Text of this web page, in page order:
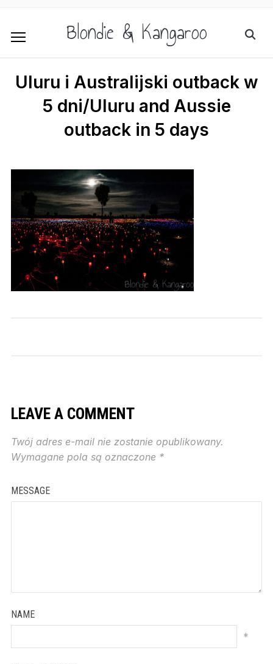
Blondie & Kangaroo
Uluru i Australijski outback w
5 dni/Uluru and Aussie
outback in 5 days
LEAVE A COMMENT
Twój adres e-mail nie zostanie opublikowany.
Wymagane pola są oznaczone *
MESSAGE
NAME
*